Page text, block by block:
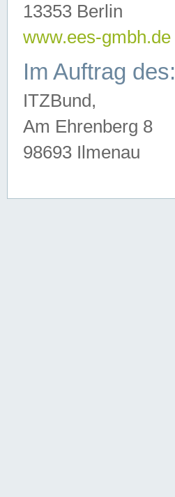
13353 Berlin
www.ees-gmbh.de
Im Auftrag des:
ITZBund,
Am Ehrenberg 8
98693 Ilmenau